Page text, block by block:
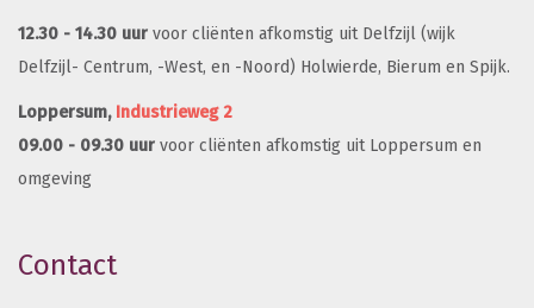
12.30 - 14.30 uur voor cliënten afkomstig uit Delfzijl (wijk
Delfzijl- Centrum, -West, en -Noord) Holwierde, Bierum en Spijk.
Loppersum, Industrieweg 2
09.00 - 09.30 uur voor cliënten afkomstig uit Loppersum en
omgeving
Contact